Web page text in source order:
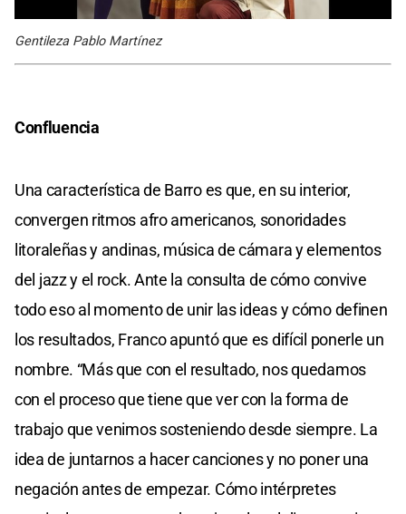
Gentileza Pablo Martínez
Confluencia
Una característica de Barro es que, en su interior,
convergen ritmos afro americanos, sonoridades
litoraleñas y andinas, música de cámara y elementos
del jazz y el rock. Ante la consulta de cómo convive
todo eso al momento de unir las ideas y cómo definen
los resultados, Franco apuntó que es difícil ponerle un
nombre. “Más que con el resultado, nos quedamos
con el proceso que tiene que ver con la forma de
trabajo que venimos sosteniendo desde siempre. La
idea de juntarnos a hacer canciones y no poner una
negación antes de empezar. Cómo intérpretes